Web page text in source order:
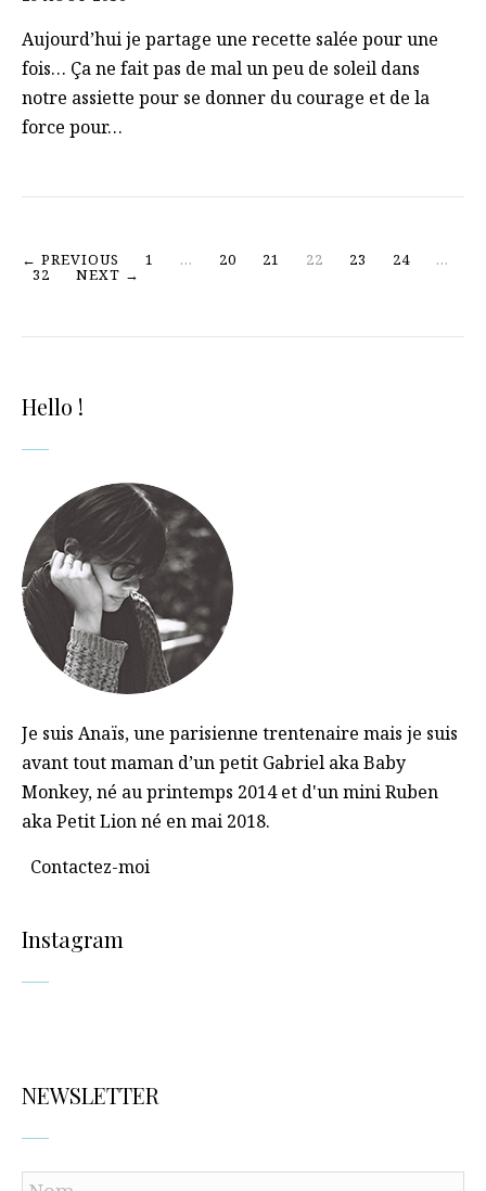
Aujourd’hui je partage une recette salée pour une
fois… Ça ne fait pas de mal un peu de soleil dans
notre assiette pour se donner du courage et de la
force pour…
← PREVIOUS 1 … 20 21 22 23 24 …
32 NEXT →
Hello !
Je suis Anaïs, une parisienne trentenaire mais je suis
avant tout maman d’un petit Gabriel aka Baby
Monkey, né au printemps 2014 et d'un mini Ruben
aka Petit Lion né en mai 2018.
Contactez-moi
Instagram
NEWSLETTER